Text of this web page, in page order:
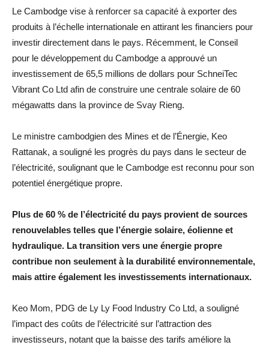
Le Cambodge vise à renforcer sa capacité à exporter des
produits à l’échelle internationale en attirant les financiers pour
investir directement dans le pays. Récemment, le Conseil
pour le développement du Cambodge a approuvé un
investissement de 65,5 millions de dollars pour SchneiTec
Vibrant Co Ltd afin de construire une centrale solaire de 60
mégawatts dans la province de Svay Rieng.
Le ministre cambodgien des Mines et de l’Énergie, Keo
Rattanak, a souligné les progrès du pays dans le secteur de
l’électricité, soulignant que le Cambodge est reconnu pour son
potentiel énergétique propre.
Plus de 60 % de l’électricité du pays provient de sources
renouvelables telles que l’énergie solaire, éolienne et
hydraulique. La transition vers une énergie propre
contribue non seulement à la durabilité environnementale,
mais attire également les investissements internationaux.
Keo Mom, PDG de Ly Ly Food Industry Co Ltd, a souligné
l’impact des coûts de l’électricité sur l’attraction des
investisseurs, notant que la baisse des tarifs améliore la